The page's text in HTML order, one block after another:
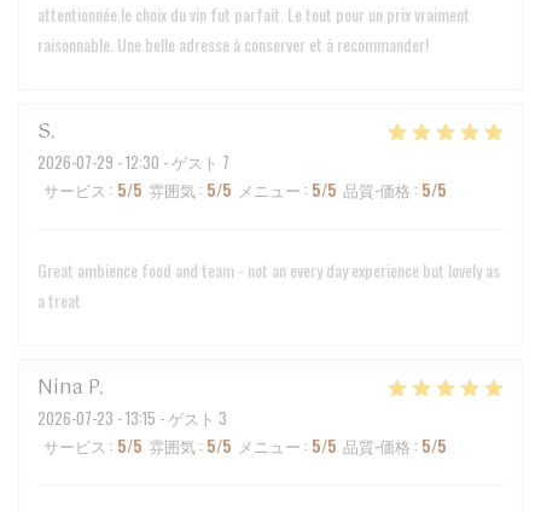
attentionnée.le choix du vin fut parfait. Le tout pour un prix vraiment
raisonnable. Une belle adresse à conserver et à recommander!
S
2026-07-29 - 12:30 - ゲスト 7
サービス : 5/5 雰囲気 : 5/5 メニュー : 5/5 品質-価格 : 5/5
Great ambience food and team - not an every day experience but lovely as
a treat
Nina P
2026-07-23 - 13:15 - ゲスト 3
サービス : 5/5 雰囲気 : 5/5 メニュー : 5/5 品質-価格 : 5/5